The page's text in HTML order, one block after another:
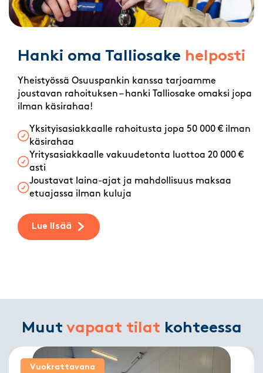
Hanki oma Talliosake helposti
Yheistyössä Osuuspankin kanssa tarjoamme
joustavan rahoituksen – hanki Talliosake omaksi jopa
ilman käsirahaa!
Yksityisasiakkaalle rahoitusta jopa 50 000 € ilman
käsirahaa
Yritysasiakkaalle vakuudetonta luottoa 20 000 €
asti
Joustavat laina-ajat ja mahdollisuus maksaa
etuajassa ilman kuluja
Lue lisää
Muut vapaat tilat kohteessa
Vuokrattavana